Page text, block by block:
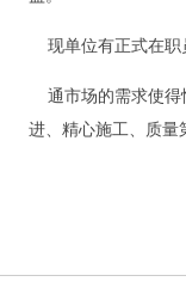
现单位有正式在职
通市场的需求使得
进、精心施工、质量